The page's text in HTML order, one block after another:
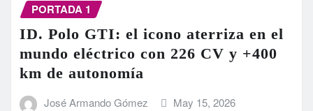
PORTADA 1
ID. Polo GTI: el icono aterriza en el
mundo eléctrico con 226 CV y +400
km de autonomía
José Armando Gómez May 15, 2026